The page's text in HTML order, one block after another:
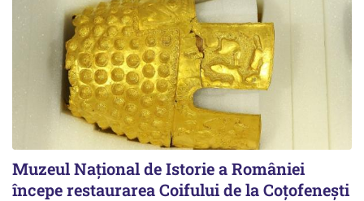
Muzeul Național de Istorie a României
începe restaurarea Coifului de la Coțofenești